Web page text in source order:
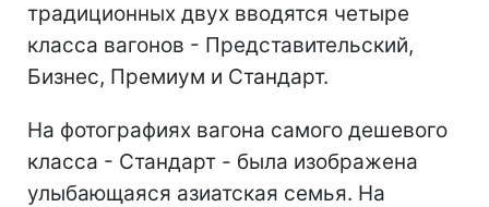
традиционных двух вводятся четыре
класса вагонов - Представительский,
Бизнес, Премиум и Стандарт.
На фотографиях вагона самого дешевого
класса - Стандарт - была изображена
улыбающаяся азиатская семья. На